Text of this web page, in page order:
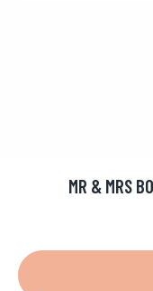
MR & MRS